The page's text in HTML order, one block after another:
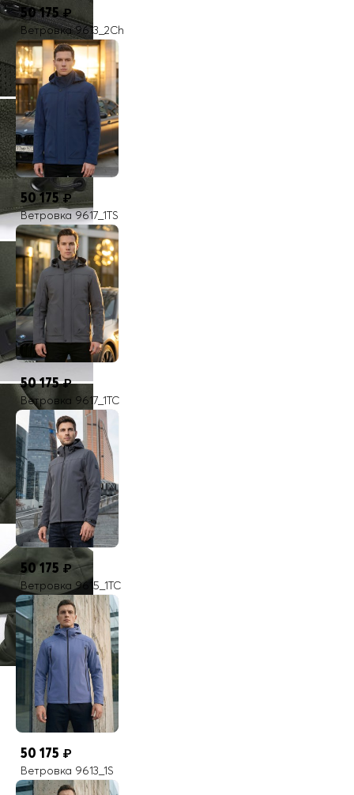
50 175₽
Ветровка 9613_2Ch
50 175₽
Ветровка 9617_1TS
50 175₽
Ветровка 9617_1TC
50 175 ₽
Ветровка 9615_1TC
50 175 ₽
Ветровка 9613_1S